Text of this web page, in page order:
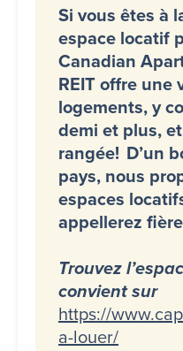
Si vous êtes à
espace locatif
Canadian
REIT offre une
logements, y
demi et plus,
rangée! D’un
pays, nous
espaces
appellerez
Trouvez
convient sur
https://
a-louer/